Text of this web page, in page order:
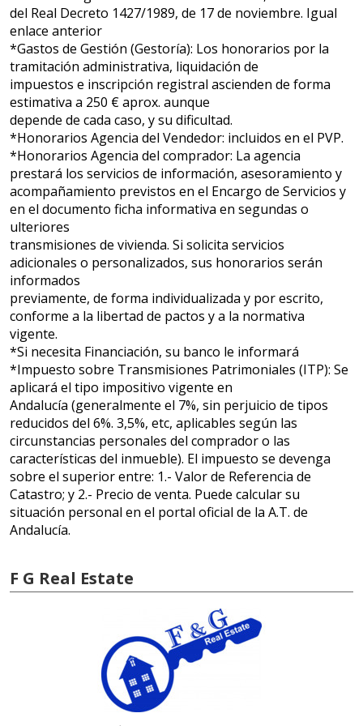
del Real Decreto 1427/1989, de 17 de noviembre. Igual
enlace anterior
*Gastos de Gestión (Gestoría): Los honorarios por la
tramitación administrativa, liquidación de
impuestos e inscripción registral ascienden de forma
estimativa a 250 € aprox. aunque
depende de cada caso, y su dificultad.
*Honorarios Agencia del Vendedor: incluidos en el PVP.
*Honorarios Agencia del comprador: La agencia
prestará los servicios de información, asesoramiento y
acompañamiento previstos en el Encargo de Servicios y
en el documento ficha informativa en segundas o
ulteriores
transmisiones de vivienda. Si solicita servicios
adicionales o personalizados, sus honorarios serán
informados
previamente, de forma individualizada y por escrito,
conforme a la libertad de pactos y a la normativa
vigente.
*Si necesita Financiación, su banco le informará
*Impuesto sobre Transmisiones Patrimoniales (ITP): Se
aplicará el tipo impositivo vigente en
Andalucía (generalmente el 7%, sin perjuicio de tipos
reducidos del 6%. 3,5%, etc, aplicables según las
circunstancias personales del comprador o las
características del inmueble). El impuesto se devenga
sobre el superior entre: 1.- Valor de Referencia de
Catastro; y 2.- Precio de venta. Puede calcular su
situación personal en el portal oficial de la A.T. de
Andalucía.
F G Real Estate